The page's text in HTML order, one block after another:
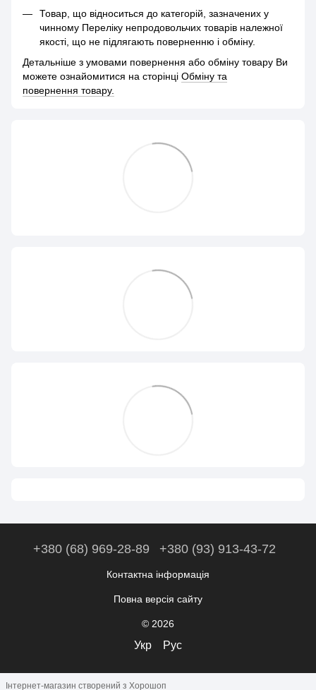
Товар, що відноситься до категорій, зазначених у
чинному Переліку непродовольчих товарів належної
якості, що не підлягають поверненню і обміну.
Детальніше з умовами повернення або обміну товару Ви
можете ознайомитися на сторінці Обміну та
повернення товару.
+380 (68) 969-28-89 +380 (93) 913-43-72
Контактна інформація
Повна версія сайту
© 2026
Укр Рус
Інтернет-магазин створений з Хорошоп